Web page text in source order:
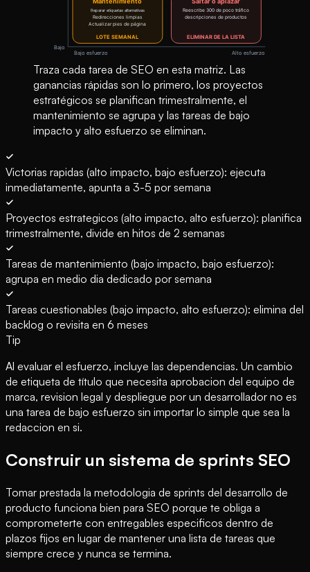
Traza cada tarea de SEO en esta matriz. Las
ganancias rápidas son lo primero, los proyectos
estratégicos se planifican trimestralmente, el
mantenimiento se agrupa y las tareas de bajo
impacto y alto esfuerzo se eliminan.
Victorias rapidas (alto impacto, bajo esfuerzo): ejecuta
inmediatamente, apunta a 3-5 por semana
Proyectos estrategicos (alto impacto, alto esfuerzo): planifica
trimestralmente, divide en hitos de 2 semanas
Tareas de mantenimiento (bajo impacto, bajo esfuerzo):
agrupa en medio dia dedicado por semana
Tareas cuestionables (bajo impacto, alto esfuerzo): elimina del
backlog o revisita en 6 meses
Tip
Al evaluar el esfuerzo, incluye las dependencias. Un cambio
de etiqueta de título que necesita aprobacion del equipo de
marca, revision legal y despliegue por un desarrollador no es
una tarea de bajo esfuerzo sin importar lo simple que sea la
redaccion en si.
Construir un sistema de sprints SEO
Tomar prestada la metodologia de sprints del desarrollo de
producto funciona bien para SEO porque te obliga a
comprometerte con entregables especificos dentro de
plazos fijos en lugar de mantener una lista de tareas que
siempre crece y nunca se termina.